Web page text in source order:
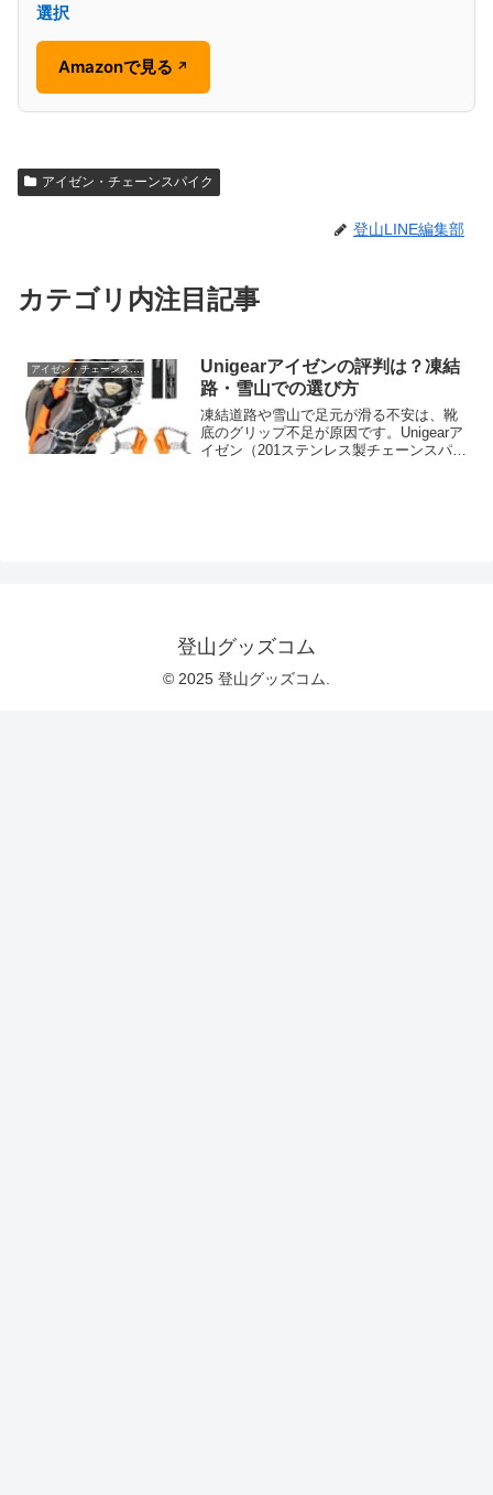
選択
Amazonで見る ↗
アイゼン・チェーンスパイク
登山LINE編集部
カテゴリ内注目記事
アイゼン・チェーンスパイク
Unigearアイゼンの評判は？凍結
路・雪山での選び方
凍結道路や雪山で足元が滑る不安は、靴
底のグリップ不足が原因です。Unigearア
イゼン（201ステンレス製チェーンスパイ
登山グッズコム
© 2025 登山グッズコム.